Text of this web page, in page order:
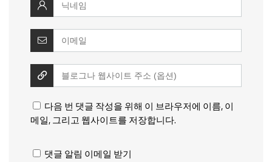
다음 번 댓글 작성을 위해 이 브라우저에 이름, 이
메일, 그리고 웹사이트를 저장합니다.
댓글 알림 이메일 받기